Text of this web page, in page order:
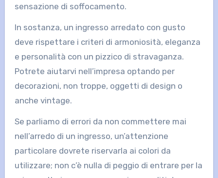
sensazione di soffocamento.
In sostanza, un ingresso arredato con gusto
deve rispettare i criteri di armoniosità, eleganza
e personalità con un pizzico di stravaganza.
Potrete aiutarvi nell’impresa optando per
decorazioni, non troppe, oggetti di design o
anche vintage.
Se parliamo di errori da non commettere mai
nell’arredo di un ingresso, un’attenzione
particolare dovrete riservarla ai colori da
utilizzare; non c’è nulla di peggio di entrare per la